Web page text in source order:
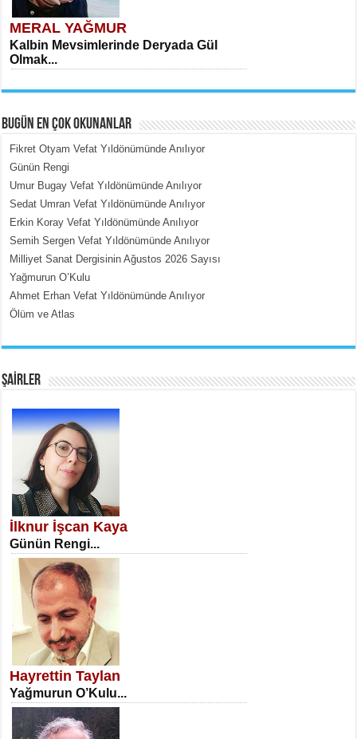
MERAL YAĞMUR
Kalbin Mevsimlerinde Deryada Gül
Olmak...
MEHMET ÇOBAN
İçerdeki Put Dışardaki Maskeler...
SATILMIŞ ÜMİT ÇETİNKAYA
Erkenlik...
NECLA DİLEK ARSLAN
Öğretmenler Günü Mahkemesi...
BUGÜN EN ÇOK OKUNANLAR
Fikret Otyam Vefat Yıldönümünde Anılıyor
Günün Rengi
Umur Bugay Vefat Yıldönümünde Anılıyor
Sedat Umran Vefat Yıldönümünde Anılıyor
Erkin Koray Vefat Yıldönümünde Anılıyor
Semih Sergen Vefat Yıldönümünde Anılıyor
Milliyet Sanat Dergisinin Ağustos 2026 Sayısı
Yağmurun O’Kulu
Ahmet Erhan Vefat Yıldönümünde Anılıyor
Ölüm ve Atlas
ŞAİRLER
İlknur İşcan Kaya
Günün Rengi...
Hayrettin Taylan
Yağmurun O’Kulu...